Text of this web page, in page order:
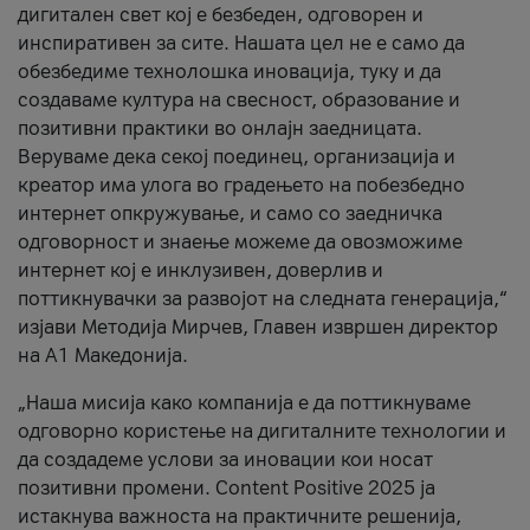
дигитален свет кој е безбеден, одговорен и
инспиративен за сите. Нашата цел не е само да
обезбедиме технолошка иновација, туку и да
создаваме култура на свесност, образование и
позитивни практики во онлајн заедницата.
Веруваме дека секој поединец, организација и
креатор има улога во градењето на побезбедно
интернет опкружување, и само со заедничка
одговорност и знаење можеме да овозможиме
интернет кој е инклузивен, доверлив и
поттикнувачки за развојот на следната генерација,“
изјави Методија Мирчев, Главен извршен директор
на А1 Македонија.
„Наша мисија како компанија е да поттикнуваме
одговорно користење на дигиталните технологии и
да создадеме услови за иновации кои носат
позитивни промени. Content Positive 2025 ја
истакнува важноста на практичните решенија,